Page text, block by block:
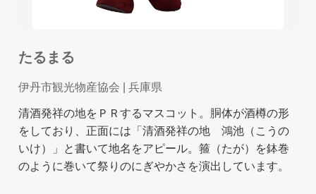
たるまる
伊丹市観光物産協会 | 兵庫県
清酒発祥の地をＰＲするマスコット。胴体が酒樽の形
をしており、正面には「清酒発祥の地 鴻池（こうの
いけ）」と書いて地名をアピール。箍（たが）を鉢巻
のように巻いて祭りのにぎやかさを演出しています。